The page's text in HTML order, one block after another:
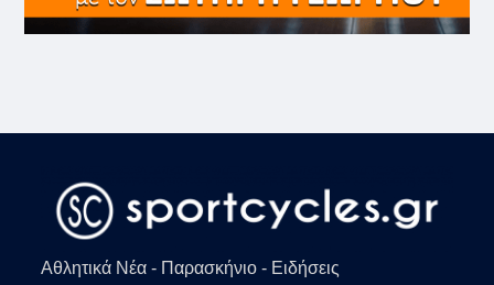
Αθλητικά Νέα - Παρασκήνιο - Ειδήσεις